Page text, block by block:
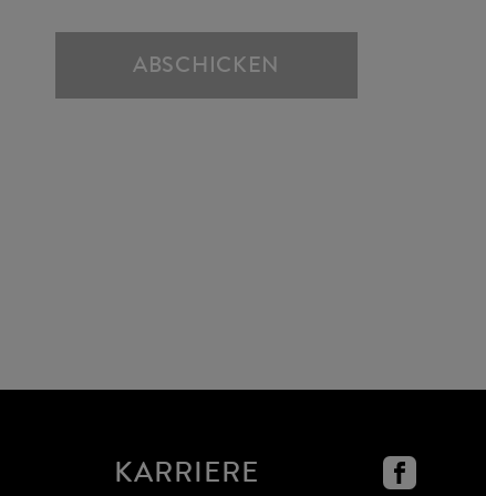
ABSCHICKEN
KARRIERE